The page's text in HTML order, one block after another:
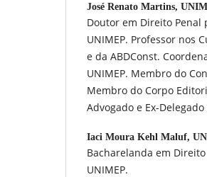
José Renato Martins,
Doutor em Direito Penal
UNIMEP. Professor nos
e da ABDConst.
UNIMEP. Membro do
Membro do Corpo
Advogado e Ex-
Iaci Moura Kehl Maluf,
Bacharelanda em
UNIMEP.